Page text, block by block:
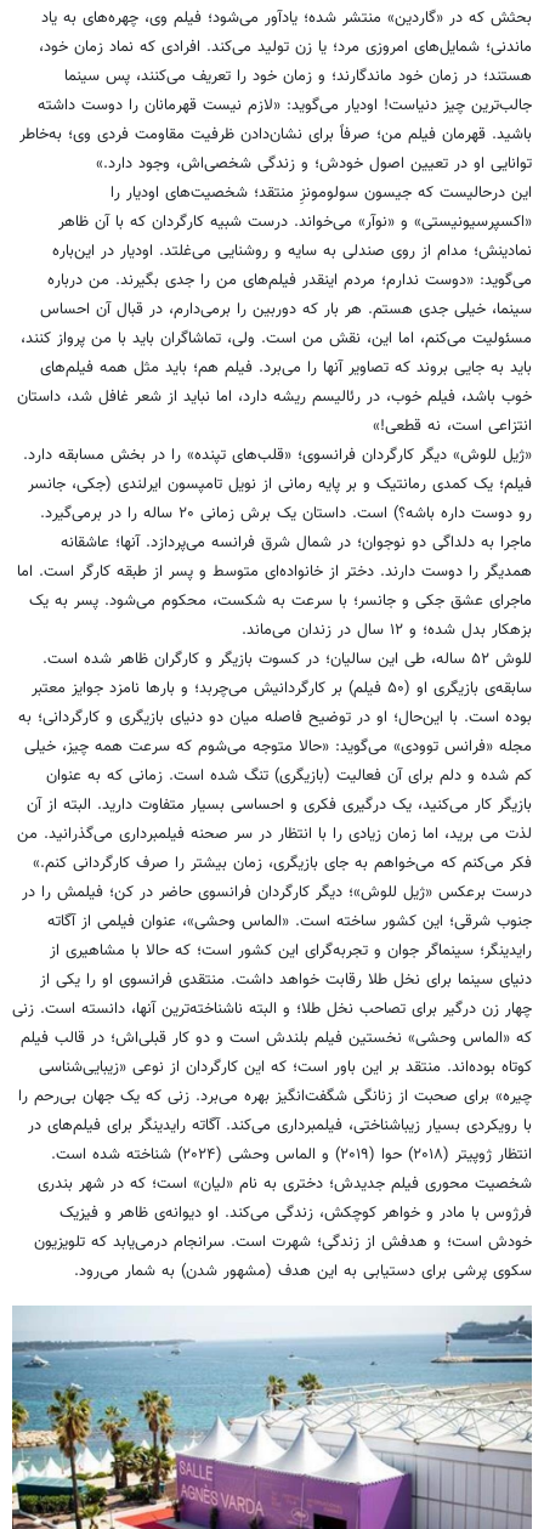
بحثش که در «گاردین» منتشر شده؛ یادآور می‌شود؛ فیلم وی، چهره‌های به یاد
ماندنی؛ شمایل‌های امروزی مرد؛ یا زن تولید می‌کند. افرادی که نماد زمان خود،
هستند؛ در زمان خود ماندگارند؛ و زمان خود را تعریف می‌کنند، پس سینما
جالب‌ترین چیز دنیاست! اودیار می‌گوید: «لازم نیست قهرمانان را دوست داشته
باشید. قهرمان فیلم من؛ صرفاً برای نشان‌دادن ظرفیت مقاومت فردی‌ وی؛ به‌خاطر
توانایی او در تعیین اصول خودش؛ و زندگی شخصی‌اش، وجود دارد.»
این درحالیست که جیسون سولومونزِ منتقد؛ شخصیت‌های اودیار را
«اکسپرسیونیستی» و «نوآر» می‌خواند. درست شبیه کارگردان که با آن ظاهر
نمادینش؛ مدام از روی صندلی به سایه و روشنایی می‌غلتد. اودیار در این‌باره
می‌گوید: «دوست ندارم؛ مردم اینقدر فیلم‌های من را جدی بگیرند. من درباره
سینما، خیلی جدی هستم. هر بار که دوربین را برمی‌دارم، در قبال آن احساس
مسئولیت می‌کنم، اما این، نقش من است. ولی، تماشاگران باید با من پرواز کنند،
باید به جایی بروند که تصاویر آنها را می‌برد. فیلم هم؛ باید مثل همه فیلم‌های
خوب باشد، فیلم خوب، در رئالیسم ریشه دارد، اما نباید از شعر غافل شد، داستان
انتزاعی است، نه قطعی!»
«ژیل للوش» دیگر کارگردان فرانسوی؛ «قلب‌های تپنده» را در بخش مسابقه دارد.
فیلم؛ یک کمدی رمانتیک و بر پایه رمانی از نویل تامپسون ایرلندی (جکی، جانسر
رو دوست داره باشه؟) است. داستان یک برش زمانی ۲۰ ساله را در برمی‌گیرد.
ماجرا به دلداگی دو نوجوان؛ در شمال شرق فرانسه می‌پردازد. آنها؛ عاشقانه
همدیگر را دوست دارند. دختر از خانواده‌ای متوسط و پسر از طبقه کارگر است. اما
ماجرای عشق جکی و جانسر؛ با سرعت به شکست، محکوم می‌شود. پسر به یک
بزهکار بدل شده؛ و ۱۲ سال در زندان می‌ماند.
للوش ۵۲ ساله، طی این سالیان؛ در کسوت بازیگر و کارگران ظاهر شده است.
سابقه‌ی بازیگری او (۵۰ فیلم) بر کارگردانیش می‌چربد؛ و بارها نامزد جوایز معتبر
بوده است. با این‌حال؛ او در توضیح فاصله میان دو دنیای بازیگری و کارگردانی؛ به
مجله «فرانس توودی» می‌گوید: «حالا متوجه می‌شوم که سرعت همه چیز، خیلی
کم شده و دلم برای آن فعالیت (بازیگری) تنگ شده است. زمانی که به عنوان
بازیگر کار می‌کنید، یک درگیری فکری و احساسی بسیار متفاوت دارید. البته از آن
لذت می برید، اما زمان زیادی را با انتظار در سر صحنه فیلمبرداری می‌گذرانید. من
فکر می‌کنم که می‌خواهم به جای بازیگری، زمان بیشتر را صرف کارگردانی کنم.»
درست برعکس «ژیل للوش»؛ دیگر کارگردان فرانسوی حاضر در کن؛ فیلمش را در
جنوب شرقی؛ این کشور ساخته است. «الماس وحشی»، عنوان فیلمی از آگاته
رایدینگر؛ سینماگر جوان و تجربه‌گرای این کشور است؛ که حالا با مشاهیری از
دنیای سینما برای نخل طلا رقابت خواهد داشت. منتقدی فرانسوی او را یکی از
چهار زن درگیر برای تصاحب نخل طلا؛ و البته ناشناخته‌ترین آنها، دانسته است. زنی
که «الماس وحشی» نخستین فیلم بلندش است و دو کار قبلی‌اش؛ در قالب فیلم
کوتاه بوده‌اند. منتقد بر این باور است؛ که این کارگردان از نوعی «زیبایی‌شناسی
چیره» برای صحبت از زنانگی شگفت‌انگیز بهره می‌برد. زنی که یک جهان بی‌رحم را
با رویکردی بسیار زیباشناختی، فیلمبرداری می‌کند. آگاته رایدینگر برای فیلم‌های در
انتظار ژوپیتر (۲۰۱۸) حوا (۲۰۱۹) و الماس وحشی (۲۰۲۴) شناخته شده است.
شخصیت محوری فیلم جدیدش؛ دختری به نام «لیان» است؛ که در شهر بندری
فرژوس با مادر و خواهر کوچکش، زندگی می‌کند. او دیوانه‌ی ظاهر و فیزیک
خودش است؛ و هدفش از زندگی؛ شهرت است. سرانجام درمی‌یابد که تلویزیون
سکوی پرشی برای دستیابی به این هدف (مشهور شدن) به شمار می‌رود.